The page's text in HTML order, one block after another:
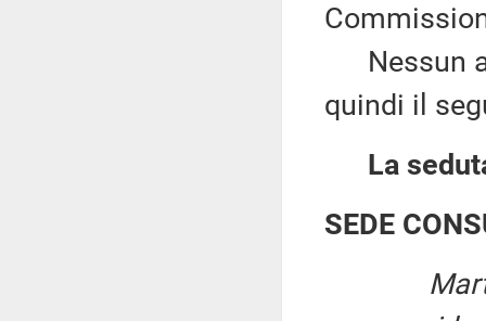
Nessun
quindi il
La
SEDE